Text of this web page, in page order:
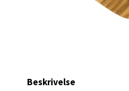
Beskrivelse